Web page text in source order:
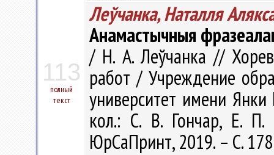
113
полный
текст
Леўчанка, Наталля
Анамастычныя
/ Н. А. Леўчанка //
работ / Учреждение
университет имени
кол.: С. В. Гончар, Е.
ЮрСаПринт, 2019. – С.